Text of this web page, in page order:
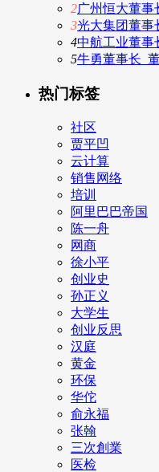
2广州恒大董事
3光大集团董事
4中航工业董事
5牛勇董事长_
热门标签
社区
贾平凹
云计算
销售网络
培训
阿里巴巴帝国
陈一舟
网商
徐小平
创业史
孙正义
大学生
创业反思
汉庭
黄金
环保
华佗
俞永福
张翰
三次創業
医检